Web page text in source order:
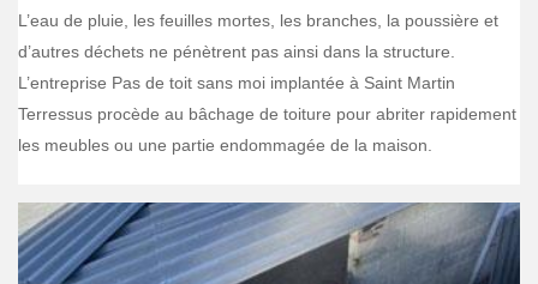
L’eau de pluie, les feuilles mortes, les branches, la poussière et
d’autres déchets ne pénètrent pas ainsi dans la structure.
L’entreprise Pas de toit sans moi implantée à Saint Martin
Terressus procède au bâchage de toiture pour abriter rapidement
les meubles ou une partie endommagée de la maison.